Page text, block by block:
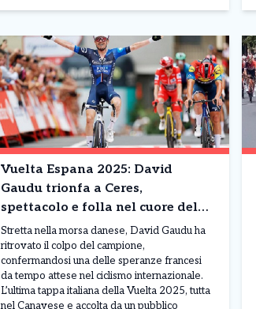
Vuelta Espana 2025: David
Gaudu trionfa a Ceres,
spettacolo e folla nel cuore del
Canavese
Stretta nella morsa danese, David Gaudu ha
ritrovato il colpo del campione,
confermandosi una delle speranze francesi
da tempo attese nel ciclismo internazionale.
L’ultima tappa italiana della Vuelta 2025, tutta
nel Canavese e accolta da un pubblico